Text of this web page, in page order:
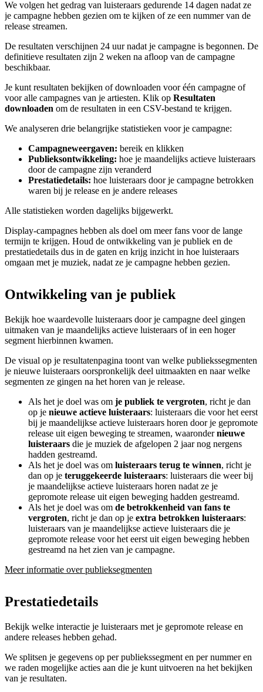
We volgen het gedrag van luisteraars gedurende 14 dagen nadat ze
je campagne hebben gezien om te kijken of ze een nummer van de
release streamen.
De resultaten verschijnen 24 uur nadat je campagne is begonnen. De
definitieve resultaten zijn 2 weken na afloop van de campagne
beschikbaar.
Je kunt resultaten bekijken of downloaden voor één campagne of
voor alle campagnes van je artiesten. Klik op Resultaten
downloaden om de resultaten in een CSV-bestand te krijgen.
We analyseren drie belangrijke statistieken voor je campagne:
Campagneweergaven: bereik en klikken
Publieksontwikkeling: hoe je maandelijks actieve luisteraars
door de campagne zijn veranderd
Prestatiedetails: hoe luisteraars door je campagne betrokken
waren bij je release en je andere releases
Alle statistieken worden dagelijks bijgewerkt.
Display-campagnes hebben als doel om meer fans voor de lange
termijn te krijgen. Houd de ontwikkeling van je publiek en de
prestatiedetails dus in de gaten en krijg inzicht in hoe luisteraars
omgaan met je muziek, nadat ze je campagne hebben gezien.
Ontwikkeling van je publiek
Bekijk hoe waardevolle luisteraars door je campagne deel gingen
uitmaken van je maandelijks actieve luisteraars of in een hoger
segment hierbinnen kwamen.
De visual op je resultatenpagina toont van welke publiekssegmenten
je nieuwe luisteraars oorspronkelijk deel uitmaakten en naar welke
segmenten ze gingen na het horen van je release.
Als het je doel was om je publiek te vergroten, richt je dan
op je nieuwe actieve luisteraars: luisteraars die voor het eerst
bij je maandelijkse actieve luisteraars horen door je gepromote
release uit eigen beweging te streamen, waarondernieuwe
luisteraars die je muziek de afgelopen 2 jaar nog nergens
hadden gestreamd.
Als het je doel was om luisteraars terug te winnen, richt je
dan op je teruggekeerde luisteraars: luisteraars die weer bij
je maandelijkse actieve luisteraars horen nadat ze je
gepromote release uit eigen beweging hadden gestreamd.
Als het je doel was om de betrokkenheid van fans te
vergroten, richt je dan op je extra betrokken luisteraars:
luisteraars van je maandelijkse actieve luisteraars die je
gepromote release voor het eerst uit eigen beweging hebben
gestreamd na het zien van je campagne.
Meer informatie over publieksegmenten
Prestatiedetails
Bekijk welke interactie je luisteraars met je gepromote release en
andere releases hebben gehad.
We splitsen je gegevens op per publiekssegment en per nummer en
we raden mogelijke acties aan die je kunt uitvoeren na het bekijken
van je resultaten.